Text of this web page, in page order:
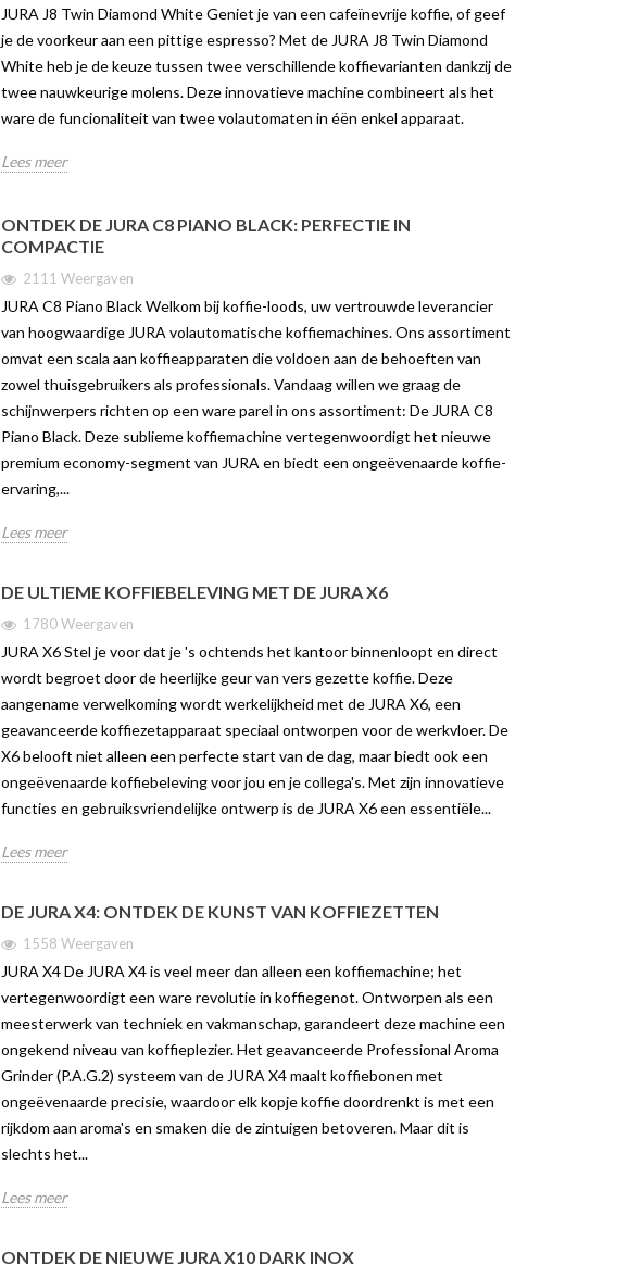
JURA J8 Twin Diamond White Geniet je van een cafeïnevrije koffie, of geef
je de voorkeur aan een pittige espresso? Met de JURA J8 Twin Diamond
White heb je de keuze tussen twee verschillende koffievarianten dankzij de
twee nauwkeurige molens. Deze innovatieve machine combineert als het
ware de funcionaliteit van twee volautomaten in éën enkel apparaat.
Lees meer
ONTDEK DE JURA C8 PIANO BLACK: PERFECTIE IN
COMPACTIE
2111 Weergaven
JURA C8 Piano Black Welkom bij koffie-loods, uw vertrouwde leverancier
van hoogwaardige JURA volautomatische koffiemachines. Ons assortiment
omvat een scala aan koffieapparaten die voldoen aan de behoeften van
zowel thuisgebruikers als professionals. Vandaag willen we graag de
schijnwerpers richten op een ware parel in ons assortiment: De JURA C8
Piano Black. Deze sublieme koffiemachine vertegenwoordigt het nieuwe
premium economy-segment van JURA en biedt een ongeëvenaarde koffie-
ervaring,...
Lees meer
DE ULTIEME KOFFIEBELEVING MET DE JURA X6
1780 Weergaven
JURA X6 Stel je voor dat je 's ochtends het kantoor binnenloopt en direct
wordt begroet door de heerlijke geur van vers gezette koffie. Deze
aangename verwelkoming wordt werkelijkheid met de JURA X6, een
geavanceerde koffiezetapparaat speciaal ontworpen voor de werkvloer. De
X6 belooft niet alleen een perfecte start van de dag, maar biedt ook een
ongeëvenaarde koffiebeleving voor jou en je collega's. Met zijn innovatieve
functies en gebruiksvriendelijke ontwerp is de JURA X6 een essentiële...
Lees meer
DE JURA X4: ONTDEK DE KUNST VAN KOFFIEZETTEN
1558 Weergaven
JURA X4 De JURA X4 is veel meer dan alleen een koffiemachine; het
vertegenwoordigt een ware revolutie in koffiegenot. Ontworpen als een
meesterwerk van techniek en vakmanschap, garandeert deze machine een
ongekend niveau van koffieplezier. Het geavanceerde Professional Aroma
Grinder (P.A.G.2) systeem van de JURA X4 maalt koffiebonen met
ongeëvenaarde precisie, waardoor elk kopje koffie doordrenkt is met een
rijkdom aan aroma's en smaken die de zintuigen betoveren. Maar dit is
slechts het...
Lees meer
ONTDEK DE NIEUWE JURA X10 DARK INOX